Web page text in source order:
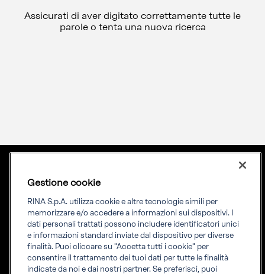
Assicurati di aver digitato correttamente tutte le
parole o tenta una nuova ricerca
Priming your future
RINA Prime supporta i propri clienti nella transizione verso un
futuro più evoluto e sostenibile
Gestione cookie
RINA S.p.A. utilizza cookie e altre tecnologie simili per
memorizzare e/o accedere a informazioni sui dispositivi. I
dati personali trattati possono includere identificatori unici
e informazioni standard inviate dal dispositivo per diverse
finalità. Puoi cliccare su "Accetta tutti i cookie" per
consentire il trattamento dei tuoi dati per tutte le finalità
indicate da noi e dai nostri partner. Se preferisci, puoi